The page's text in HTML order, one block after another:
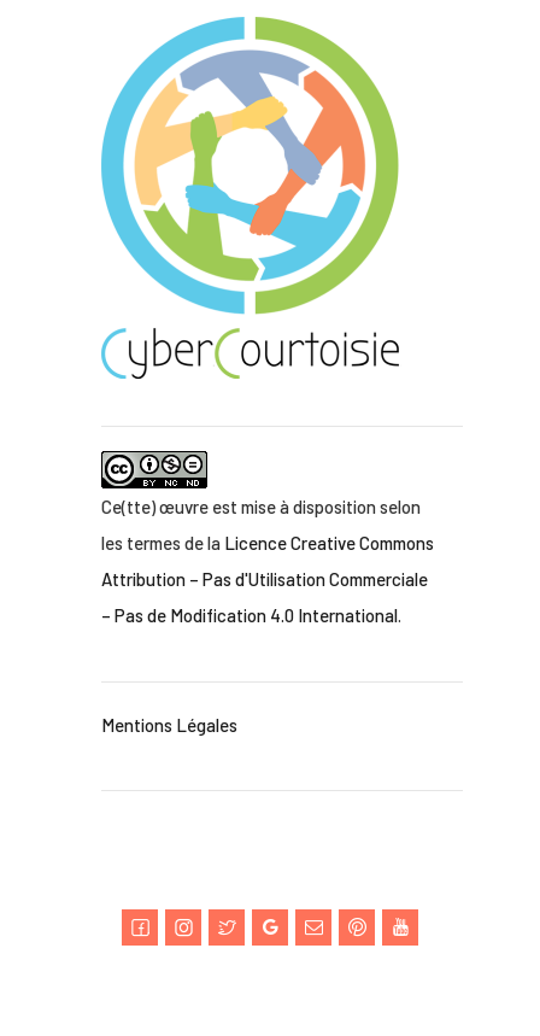
Ce(tte) œuvre est mise à disposition selon
les termes de la Licence Creative Commons
Attribution – Pas d'Utilisation Commerciale
– Pas de Modification 4.0 International.
Mentions Légales